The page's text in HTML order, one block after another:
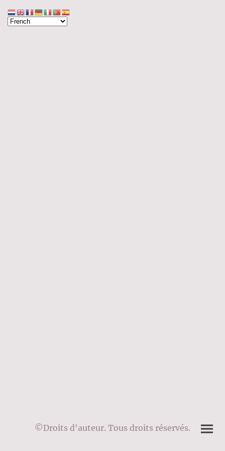
©Droits d'auteur. Tous droits réservés.